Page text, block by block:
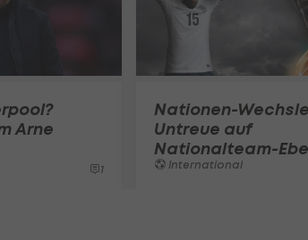
Arne
1
Nationen-
Untreue auf
Nationalteam-
International